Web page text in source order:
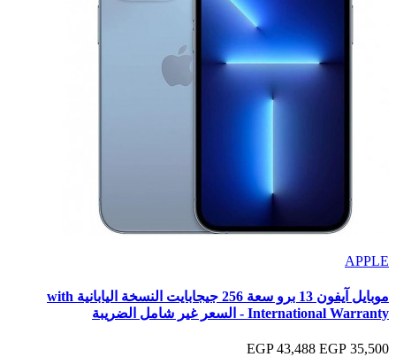
APPLE
موبايل آيفون 13 برو سعة 256 جيجابايت النسخة اليابانية with
International Warranty - السعر غير شامل الضريبة
35,500 EGP
43,488 EGP